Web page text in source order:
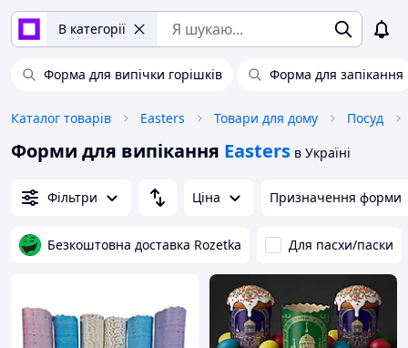
В категорії
Форма для випічки горішків Форма для запікання
Каталог товарів Easters Товари для дому Посуд
Форми для випікання Easters в Україні
Фільтри Ціна Призначення форми
Безкоштовна доставка Rozetka Для пасхи/паски